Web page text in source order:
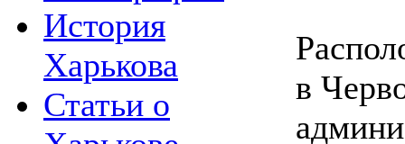
История
Харькова
Статьи о
в